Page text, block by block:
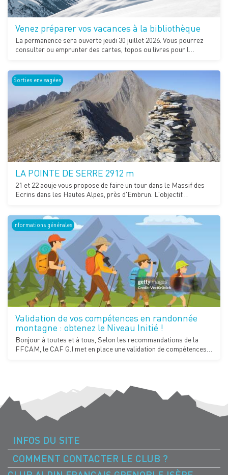
Venez préparer vos vacances à la bibliothèque
La permanence sera ouverte jeudi 30 juillet 2026. Vous pourrez
consulter ou emprunter des cartes, topos ou livres pour l…
Sorties envisagées
LA POINTE DE SERRE 2912 m
21 et 22 aouje vous propose de faire un tour dans le Massif des
Ecrins dans les Hautes Alpes, près d'Embrun. L'objectif…
Informations générales
Validation de vos compétences en randonnée
montagne : obtenez le Niveau Initié !
Bonjour à toutes et à tous, Selon les recommandations de la
FFCAM, le CAF G.I met en place une validation de compétences…
INFOS DU SITE
COMMENT CONTACTER LE CLUB ?